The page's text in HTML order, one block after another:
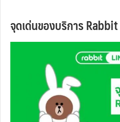
จุดเด่นของบริการ Rabbit